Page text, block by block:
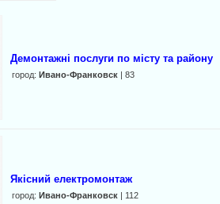
Демонтажнi послуги по мiсту та району
город: Ивано-Франковск| 83
Якісний електромонтаж
город: Ивано-Франковск| 112